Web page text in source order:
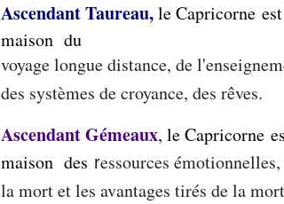
Ascendant Taureau,le Capricorne
maison du
voyage longue distance, de
des systèmes de croyance, des rêves.
Ascendant Gémeaux, le Capricorne
maison des ressources
la mort et les avantages tirés de la